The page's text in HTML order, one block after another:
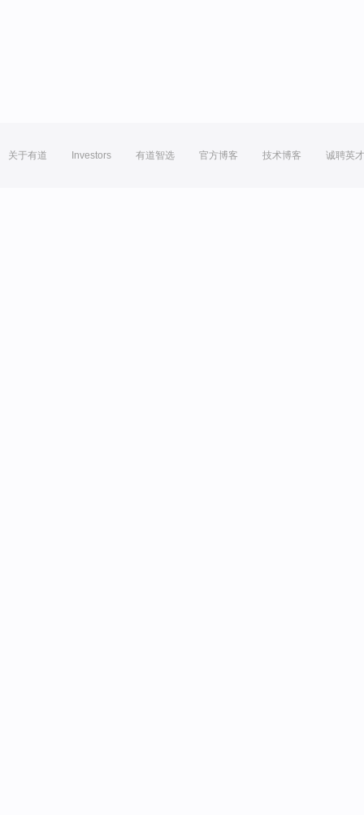
关于有道 Investors 有道智选 官方博客 技术博客 诚聘英才